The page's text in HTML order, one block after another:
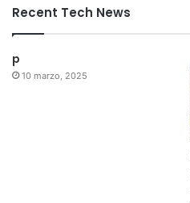
Recent Tech News
p
10 marzo, 2025